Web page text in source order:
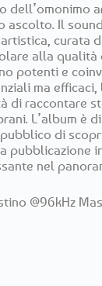
dell’omonimo
ascolto. Il
curata
alla
potenti e
ma
di raccontare
L’album
di
pubblicazione
nel
@96kHz